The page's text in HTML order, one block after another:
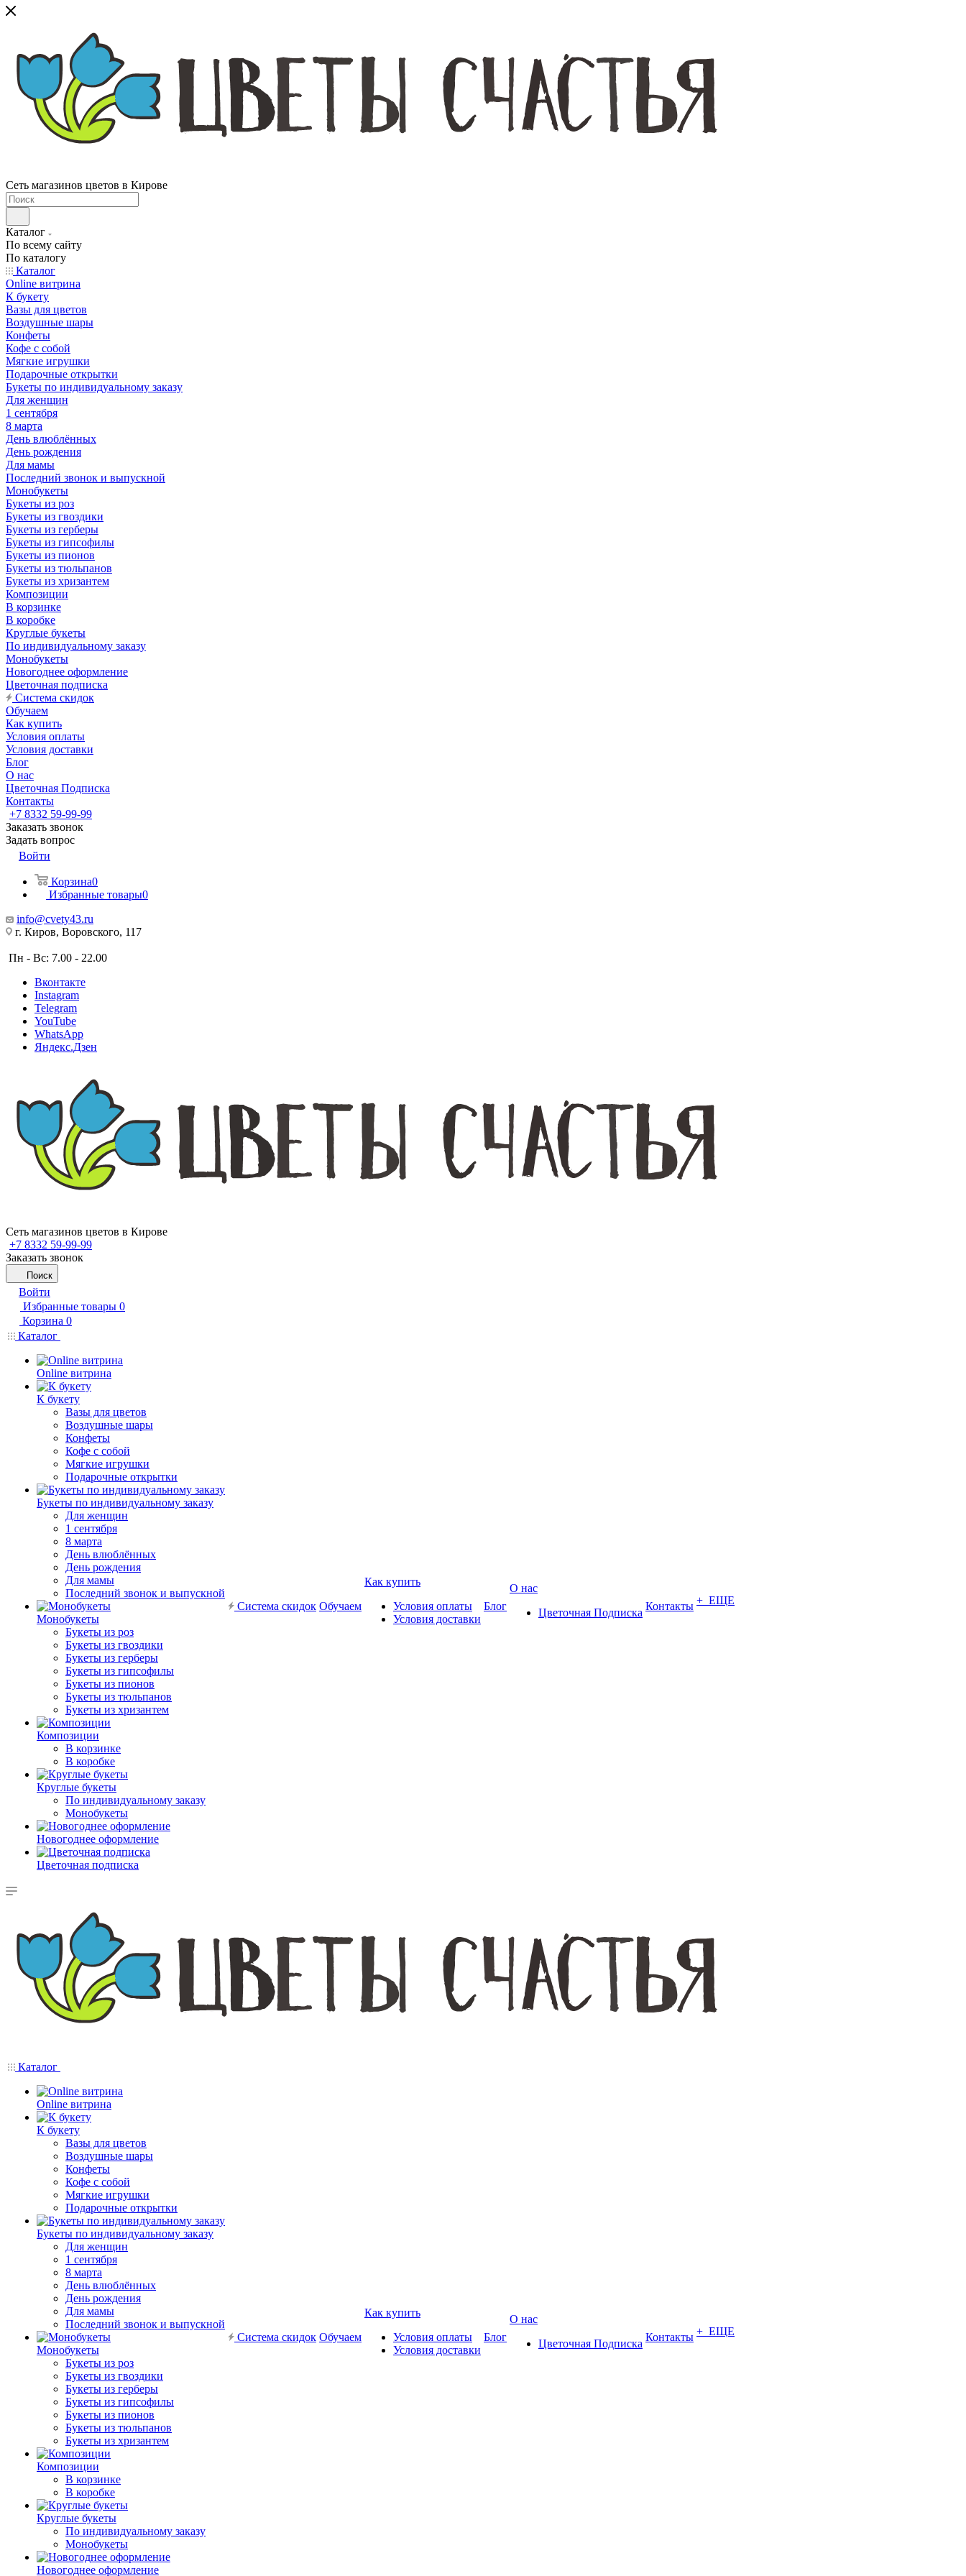
Сеть магазинов цветов в Кирове
Каталог
По всему сайту
По каталогу
Каталог
Online витрина
К букету
Вазы для цветов
Воздушные шары
Конфеты
Кофе с собой
Мягкие игрушки
Подарочные открытки
Букеты по индивидуальному заказу
Для женщин
1 сентября
8 марта
День влюблённых
День рождения
Для мамы
Последний звонок и выпускной
Монобукеты
Букеты из роз
Букеты из гвоздики
Букеты из герберы
Букеты из гипсофилы
Букеты из пионов
Букеты из тюльпанов
Букеты из хризантем
Композиции
В корзинке
В коробке
Круглые букеты
По индивидуальному заказу
Монобукеты
Новогоднее оформление
Цветочная подписка
Система скидок
Обучаем
Как купить
Условия оплаты
Условия доставки
Блог
О нас
Цветочная Подписка
Контакты
+7 8332 59-99-99
Заказать звонок
Задать вопрос
Войти
Корзина0
Избранные товары0
info@cvety43.ru
г. Киров, Воровского, 117
Пн - Вс: 7.00 - 22.00
Вконтакте
Instagram
Telegram
YouTube
WhatsApp
Яндекс.Дзен
Сеть магазинов цветов в Кирове
+7 8332 59-99-99
Заказать звонок
Поиск
Войти
Избранные товары 0
Корзина 0
Каталог
Online витрина
К букету
Вазы для цветов
Воздушные шары
Конфеты
Кофе с собой
Мягкие игрушки
Подарочные открытки
Букеты по индивидуальному заказу
Для женщин
1 сентября
8 марта
День влюблённых
День рождения
Для мамы
Последний звонок и выпускной
Монобукеты
Букеты из роз
Букеты из гвоздики
Букеты из герберы
Букеты из гипсофилы
Букеты из пионов
Букеты из тюльпанов
Букеты из хризантем
Композиции
В корзинке
В коробке
Круглые букеты
По индивидуальному заказу
Монобукеты
Новогоднее оформление
Цветочная подписка
Система скидок Обучаем
Как купить
Условия оплаты
Условия доставки
Блог
О нас
Цветочная Подписка
Контакты + ЕЩЕ
Каталог
Online витрина
К букету
Вазы для цветов
Воздушные шары
Конфеты
Кофе с собой
Мягкие игрушки
Подарочные открытки
Букеты по индивидуальному заказу
Для женщин
1 сентября
8 марта
День влюблённых
День рождения
Для мамы
Последний звонок и выпускной
Монобукеты
Букеты из роз
Букеты из гвоздики
Букеты из герберы
Букеты из гипсофилы
Букеты из пионов
Букеты из тюльпанов
Букеты из хризантем
Композиции
В корзинке
В коробке
Круглые букеты
По индивидуальному заказу
Монобукеты
Новогоднее оформление
Система скидок Обучаем
Как купить
Условия оплаты
Условия доставки
Блог
О нас
Цветочная Подписка
Контакты + ЕЩЕ